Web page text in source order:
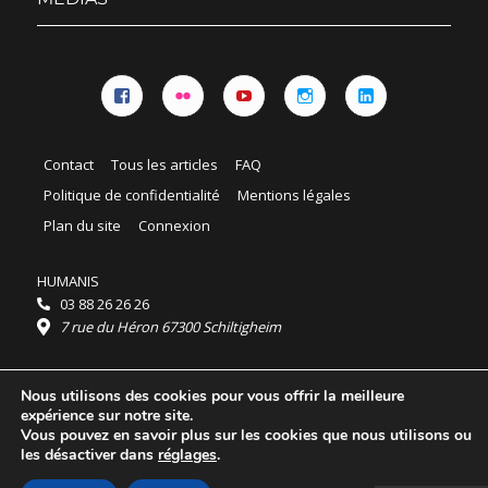
Contact Tous les articles
FAQ
Politique de confidentialité
Mentions légales
Plan du site
Connexion
HUMANIS
03 88 26 26 26
7 rue du Héron 67300 Schiltigheim
Horaires :
HUMANIS : du lundi au vendredi 9h - 18h
Ordidocaz : du lundi au vendredi 8h - 19h
© 2025 HUMANIS, tous droits réservés.
Licence Creative Commons Attribution 4.0
Nous utilisons des cookies pour vous offrir la meilleure
expérience sur notre site.
Vous pouvez en savoir plus sur les cookies que nous utilisons ou
les désactiver dans réglages.